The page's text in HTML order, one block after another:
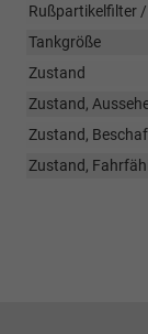
Rußpartikelfilter /
Tankgröße
Zustand
Zustand,
Zustand,
Zustand,